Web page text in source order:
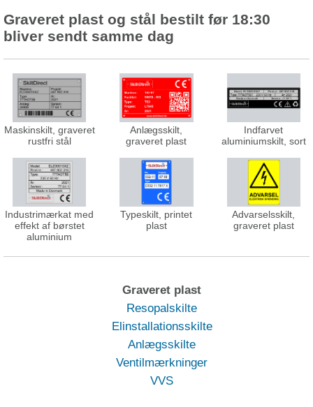
Graveret plast og stål bestilt før 18:30
bliver sendt samme dag
Maskinskilt, graveret
rustfri stål
Anlægsskilt,
graveret plast
Indfarvet
aluminiumskilt, sort
Industrimærkat med
effekt af børstet
aluminium
Typeskilt, printet
plast
Advarselsskilt,
graveret plast
Graveret plast
Resopalskilte
Elinstallationsskilte
Anlægsskilte
Ventilmærkninger
VVS